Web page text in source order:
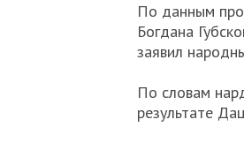
По данным
Богдана
заявил
По словам
результате